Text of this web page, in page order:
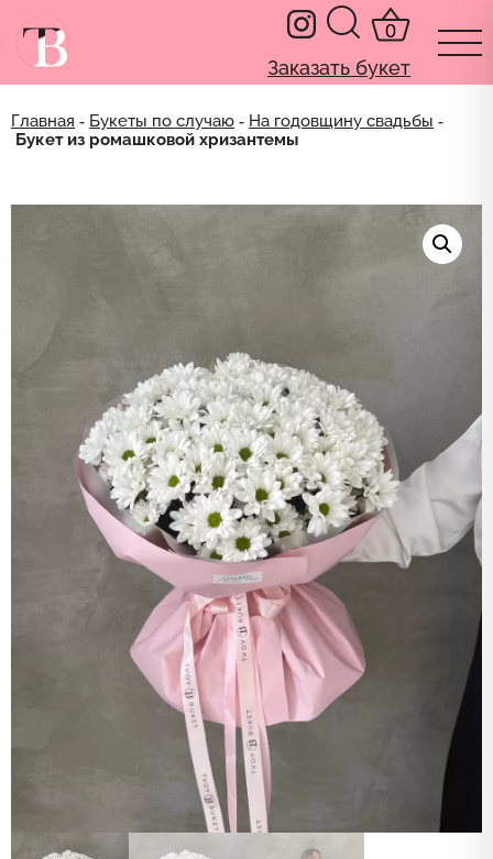
0
Заказать букет
Главная ‐ Букеты по случаю ‐ На годовщину свадьбы ‐
Букет из ромашковой хризантемы